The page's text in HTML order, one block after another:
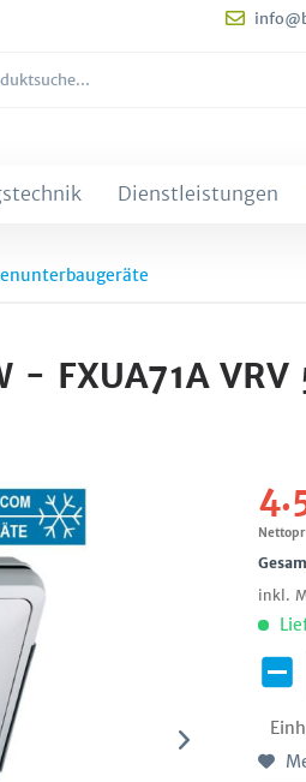
Dienstleistungen
FXUA71A VRV
inkl.